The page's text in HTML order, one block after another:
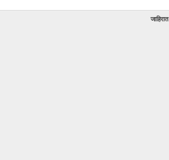
जाहिरात